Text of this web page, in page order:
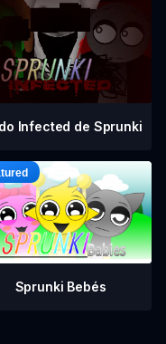
Infected de Sprunki
Sprunki Bebés